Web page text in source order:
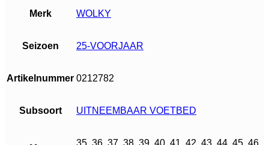
Merk WOLKY
Seizoen 25-VOORJAAR
Artikelnummer 0212782
Subsoort UITNEEMBAAR VOETBED
35, 36, 37, 38, 39, 40, 41, 42, 43, 44, 45, 46,